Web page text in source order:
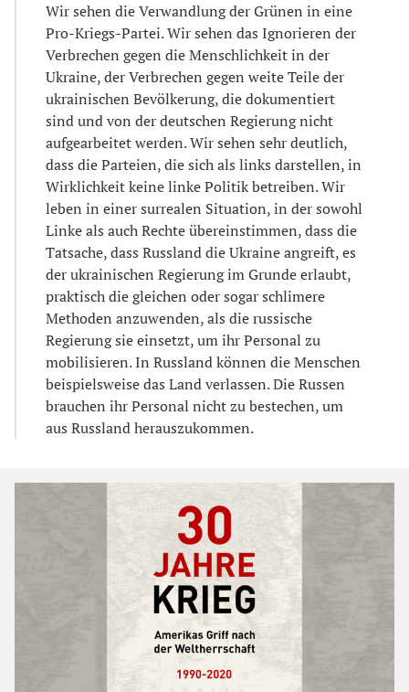
Wir sehen die Verwandlung der Grünen in eine
Pro-Kriegs-Partei. Wir sehen das Ignorieren der
Verbrechen gegen die Menschlichkeit in der
Ukraine, der Verbrechen gegen weite Teile der
ukrainischen Bevölkerung, die dokumentiert
sind und von der deutschen Regierung nicht
aufgearbeitet werden. Wir sehen sehr deutlich,
dass die Parteien, die sich als links darstellen, in
Wirklichkeit keine linke Politik betreiben. Wir
leben in einer surrealen Situation, in der sowohl
Linke als auch Rechte übereinstimmen, dass die
Tatsache, dass Russland die Ukraine angreift, es
der ukrainischen Regierung im Grunde erlaubt,
praktisch die gleichen oder sogar schlimere
Methoden anzuwenden, als die russische
Regierung sie einsetzt, um ihr Personal zu
mobilisieren. In Russland können die Menschen
beispielsweise das Land verlassen. Die Russen
brauchen ihr Personal nicht zu bestechen, um
aus Russland herauszukommen.